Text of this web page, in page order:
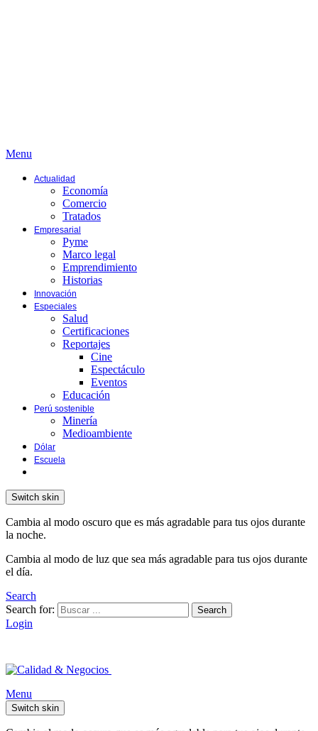
Menu
Actualidad
Economía
Comercio
Tratados
Empresarial
Pyme
Marco legal
Emprendimiento
Historias
Innovación
Especiales
Salud
Certificaciones
Reportajes
Cine
Espectáculo
Eventos
Educación
Perú sostenible
Minería
Medioambiente
Dólar
Escuela
Switch skin
Cambia al modo oscuro que es más agradable para tus ojos durante
la noche.
Cambia al modo de luz que sea más agradable para tus ojos durante
el día.
Search
Search for:
Search
Login
Menu
Switch skin